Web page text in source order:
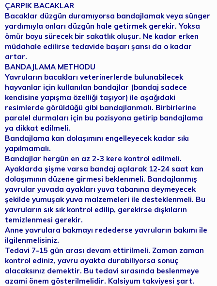
ş
a
t
n
t
a
r
i
i
ÇARPIK BACAKLAR
Bacaklar düzgün duramıyorsa bandajlamak veya sünger
yardımıyla onları düzgün hale getirmek gerekir. Yoksa
ömür boyu sürecek bir sakatlık oluşur. Ne kadar erken
müdahale edilirse tedavide başarı şansı da o kadar
artar.
BANDAJLAMA METHODU
Yavruların bacakları veterinerlerde bulunabilecek
hayvanlar için kullanılan bandajlar (bandaj sadece
kendisine yapışma özelliği taşıyor) ile aşağıdaki
resimlerde görüldüğü gibi bandajlanmalı. Birbirlerine
paralel durmaları için bu pozisyona getirip bandajlama
ya dikkat edilmeli.
Bandajlama kan dolaşımını engelleyecek kadar sıkı
yapılmamalı.
Bandajlar hergün en az 2-3 kere kontrol edilmeli.
Ayaklarda şişme varsa bandaj açılarak 12-24 saat kan
dolaşımının düzene girmesi beklenmeli. Bandajlanmış
yavrular yuvada ayakları yuva tabanına deymeyecek
şekilde yumuşak yuva malzemeleri ile desteklenmeli. Bu
yavruların sık sık kontrol edilip, gerekirse dışkıların
temizlenmesi gerekir.
Anne yavrulara bakmayı redederse yavruların bakımı ile
ilgilenmelisiniz.
Tedavi 7-15 gün arası devam ettirilmeli. Zaman zaman
kontrol ediniz, yavru ayakta durabiliyorsa sonuç
alacaksınız demektir. Bu tedavi sırasında beslenmeye
azami önem gösterilmelidir. Kalsiyum takviyesi şart.